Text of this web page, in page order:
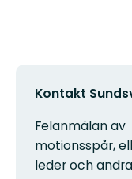
Kontakt
Felanmälan av
motionsspår,
leder och andra